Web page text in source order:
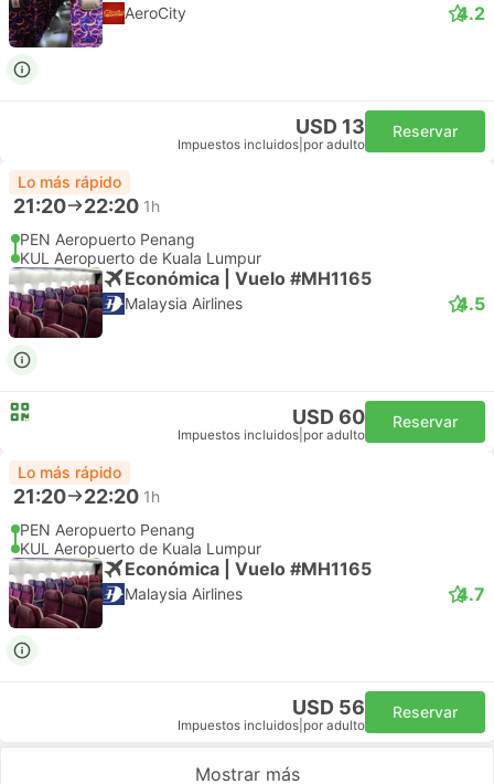
AeroCity 4.2
USD 13
Impuestos incluidos por adulto
Reservar
Lo más rápido
21:20 22:20 1h
PEN Aeropuerto Penang
KUL Aeropuerto de Kuala Lumpur
Económica | Vuelo #MH1165
Malaysia Airlines 4.5
USD 60
Impuestos incluidos por adulto
Reservar
Lo más rápido
21:20 22:20 1h
PEN Aeropuerto Penang
KUL Aeropuerto de Kuala Lumpur
Económica | Vuelo #MH1165
Malaysia Airlines 4.7
USD 56
Impuestos incluidos por adulto
Reservar
Mostrar más